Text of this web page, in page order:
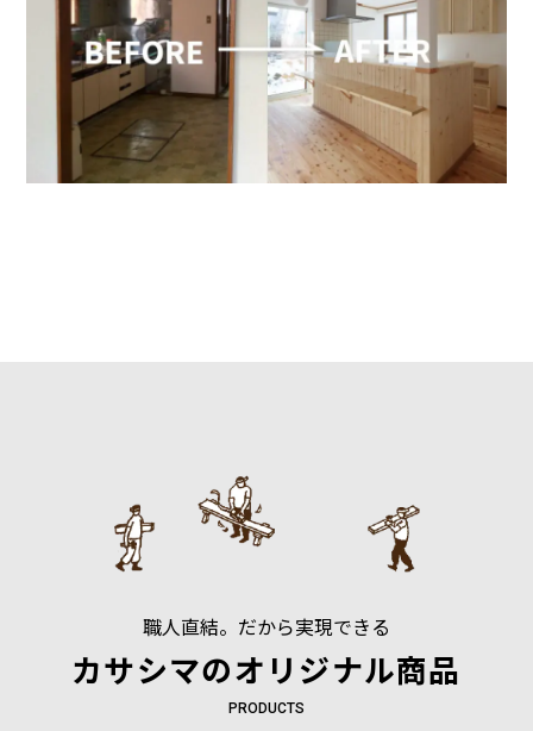
職人直結。だから実現できる
カサシマのオリジナル商品
PRODUCTS